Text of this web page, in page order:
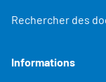
Rechercher des
Informations